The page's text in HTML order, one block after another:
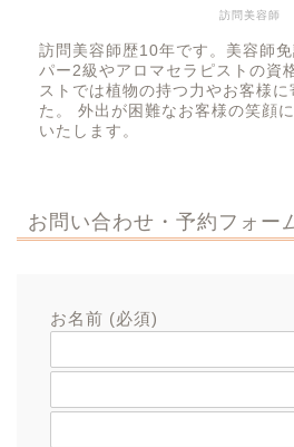
訪問美容師
訪問美容師歴10年です。美容師
パー2級やアロマセラピストの資
ストでは植物の持つ力やお客様
た。 外出が困難なお客様の笑顔
いたします。
お問い合わせ・予約フォー
お名前 (必須)